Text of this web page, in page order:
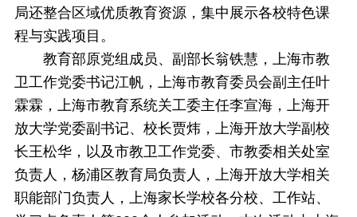
局还整合区域优质教育资源，集中展示各校特色课
程与实践项目。
教育部原党组成员、副部长翁铁慧，上海市教
卫工作党委书记江帆，上海市教育委员会副主任叶
霖霖，上海市教育系统关工委主任李宣海，上海开
放大学党委副书记、校长贾炜，上海开放大学副校
长王松华，以及市教卫工作党委、市教委相关处室
负责人，杨浦区教育局负责人，上海开放大学相关
职能部门负责人，上海家长学校各分校、工作站、